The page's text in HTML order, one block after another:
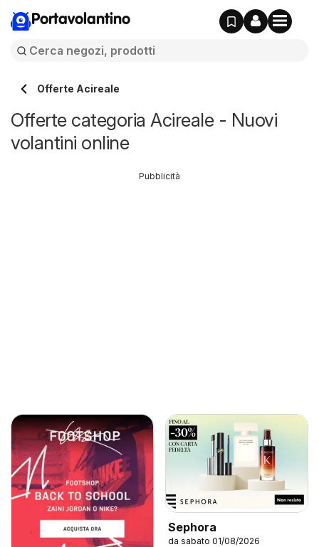
Portavolantino
Offerte Acireale
Offerte categoria Acireale - Nuovi
volantini online
Sephora
da sabato 01/08/2026
Pubblicità